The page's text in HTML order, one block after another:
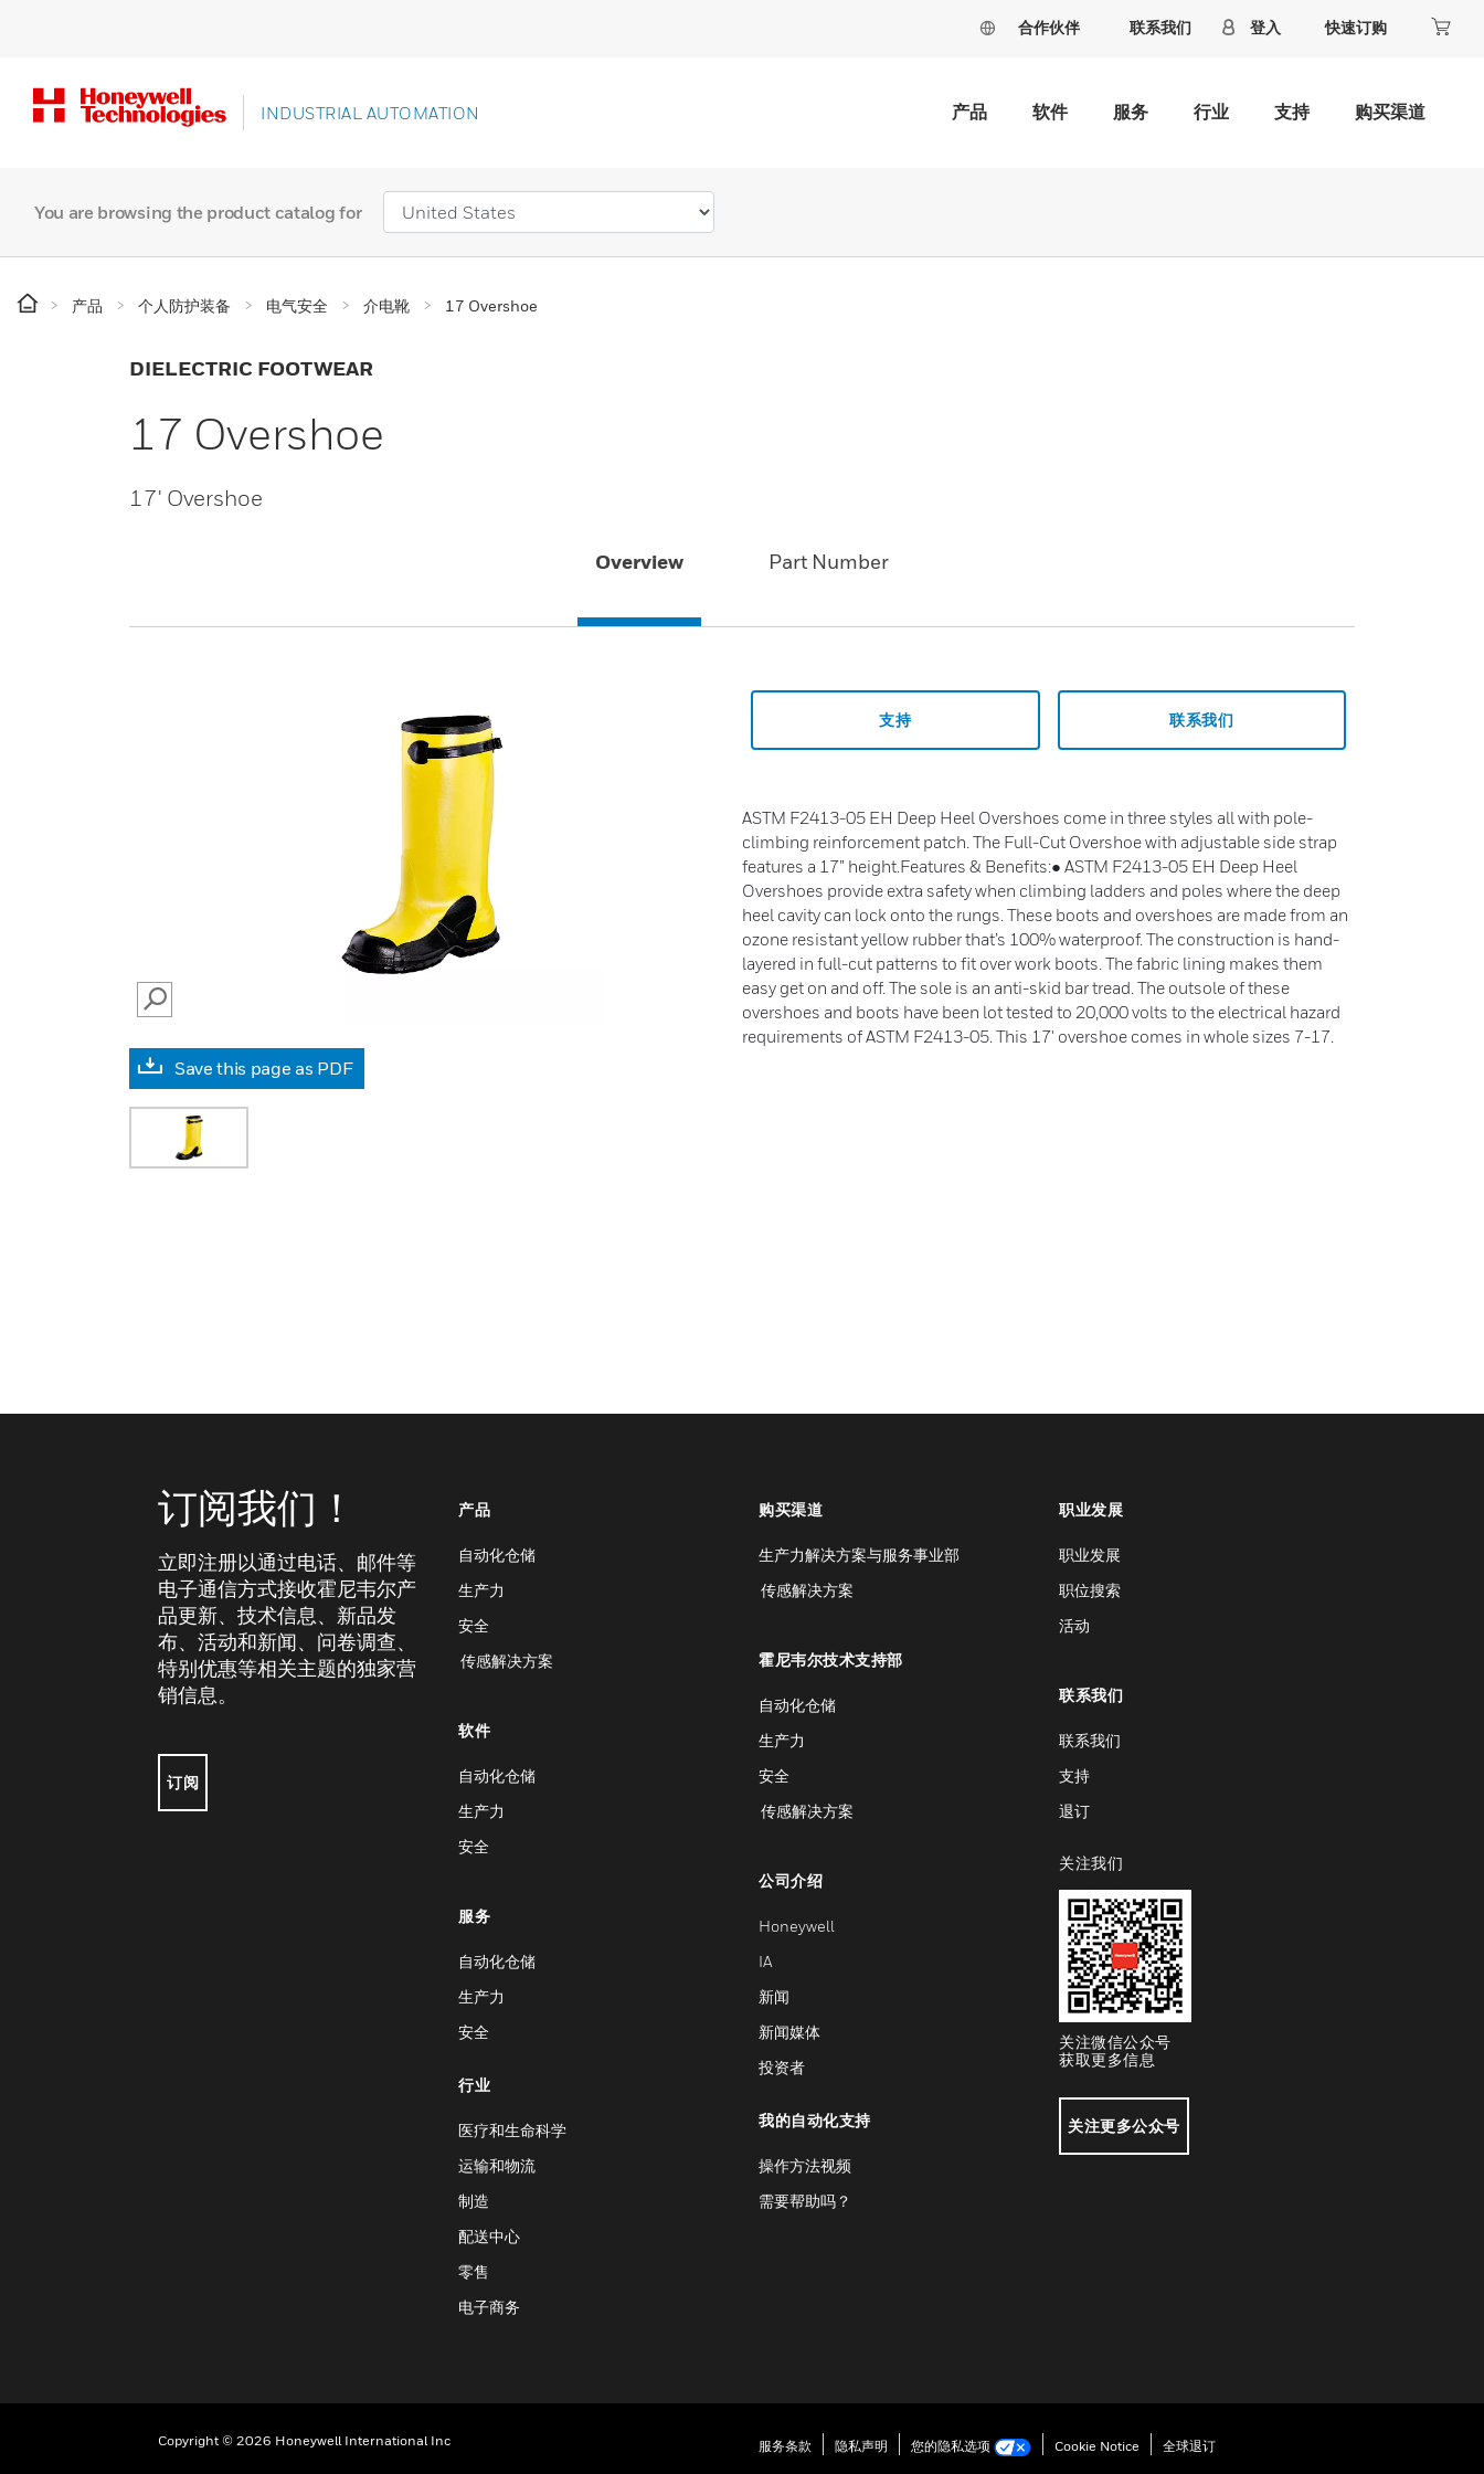
合作伙伴 联系我们 登入 快速订购
INDUSTRIAL AUTOMATION 产品 软件 服务 行业 支持 购买渠道
You are browsing the product catalog for
产品 个人防护装备 电气安全 介电靴 17 Overshoe
DIELECTRIC FOOTWEAR
17 Overshoe
17' Overshoe
Overview Part Number
SEARCH
Save this page as PDF
支持 联系我们
ASTM F2413-05 EH Deep Heel Overshoes come in three styles all with pole-
climbing reinforcement patch. The Full-Cut Overshoe with adjustable side strap
features a 17” height.Features & Benefits:● ASTM F2413-05 EH Deep Heel
Overshoes provide extra safety when climbing ladders and poles where the deep
heel cavity can lock onto the rungs. These boots and overshoes are made from an
ozone resistant yellow rubber that’s 100% waterproof. The construction is hand-
layered in full-cut patterns to fit over work boots. The fabric lining makes them
easy get on and off. The sole is an anti-skid bar tread. The outsole of these
overshoes and boots have been lot tested to 20,000 volts to the electrical hazard
requirements of ASTM F2413-05. This 17' overshoe comes in whole sizes 7-17.
订阅我们！
立即注册以通过电话、邮件等
电子通信方式接收霍尼韦尔产
品更新、技术信息、新品发
布、活动和新闻、问卷调查、
特别优惠等相关主题的独家营
销信息。
订阅
产品
自动化仓储
生产力
安全
传感解决方案
软件
自动化仓储
生产力
安全
服务
自动化仓储
生产力
安全
行业
医疗和生命科学
运输和物流
制造
配送中心
零售
电子商务
购买渠道
生产力解决方案与服务事业部
传感解决方案
霍尼韦尔技术支持部
自动化仓储
生产力
安全
传感解决方案
公司介绍
Honeywell
IA
新闻
新闻媒体
投资者
我的自动化支持
操作方法视频
需要帮助吗？
职业发展
职业发展
职位搜索
活动
联系我们
联系我们
支持
退订
关注我们
关注微信公众号
获取更多信息
关注更多公众号
Copyright © 2026 Honeywell International Inc 服务条款 隐私声明 您的隐私选项 Cookie Notice 全球退订